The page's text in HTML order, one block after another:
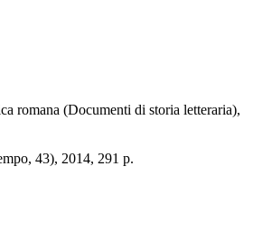
romana (Documenti di storia letteraria),
43), 2014, 291 p.